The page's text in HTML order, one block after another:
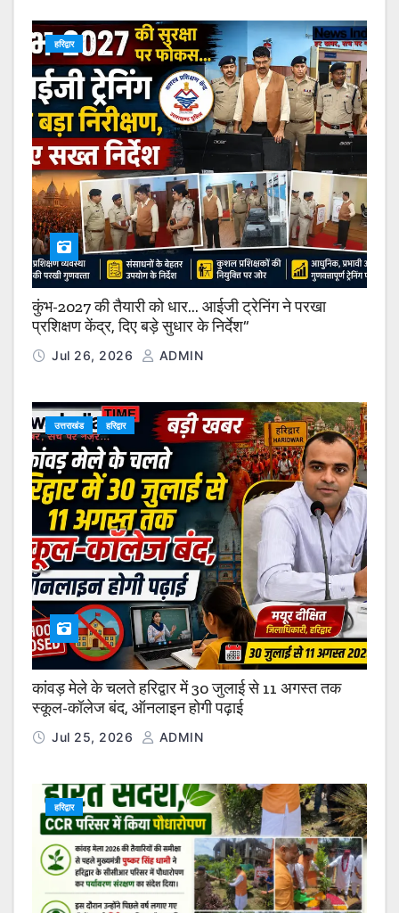
हरिद्वार
कुंभ-2027 की तैयारी को धार… आईजी ट्रेनिंग ने परखा
प्रशिक्षण केंद्र, दिए बड़े सुधार के निर्देश”
Jul 26, 2026 ADMIN
उत्तराखंड हरिद्वार
कांवड़ मेले के चलते हरिद्वार में 30 जुलाई से 11 अगस्त तक
स्कूल-कॉलेज बंद, ऑनलाइन होगी पढ़ाई
Jul 25, 2026 ADMIN
हरिद्वार